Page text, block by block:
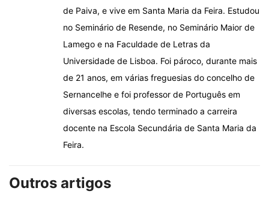
de Paiva, e vive em Santa Maria da Feira. Estudou
no Seminário de Resende, no Seminário Maior de
Lamego e na Faculdade de Letras da
Universidade de Lisboa. Foi pároco, durante mais
de 21 anos, em várias freguesias do concelho de
Sernancelhe e foi professor de Português em
diversas escolas, tendo terminado a carreira
docente na Escola Secundária de Santa Maria da
Feira.
Outros artigos